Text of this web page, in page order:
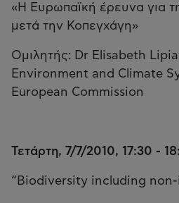
«Η Ευρωπαϊκή έρευνα για
μετά την Κοπεγχάγη»
Ομιλητής: Dr Elisabeth
Environment and Climate
European Commission
Τετάρτη, 7/7/2010, 17:30 -
“Biodiversity including non-